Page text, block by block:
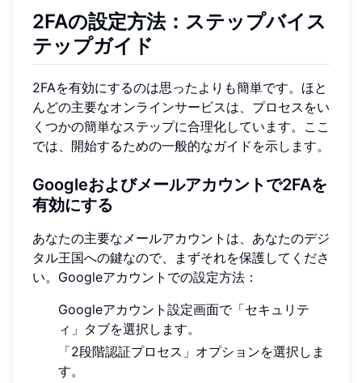
2FAの設定方法：ステップバイス
テップガイド
2FAを有効にするのは思ったよりも簡単です。ほと
んどの主要なオンラインサービスは、プロセスをい
くつかの簡単なステップに合理化しています。ここ
では、開始するための一般的なガイドを示します。
Googleおよびメールアカウントで2FAを
有効にする
あなたの主要なメールアカウントは、あなたのデジ
タル王国への鍵なので、まずそれを保護してくださ
い。Googleアカウントでの設定方法：
Googleアカウント設定画面で「セキュリテ
ィ」タブを選択します。
「2段階認証プロセス」オプションを選択しま
す。